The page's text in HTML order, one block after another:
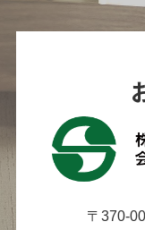
〒370-